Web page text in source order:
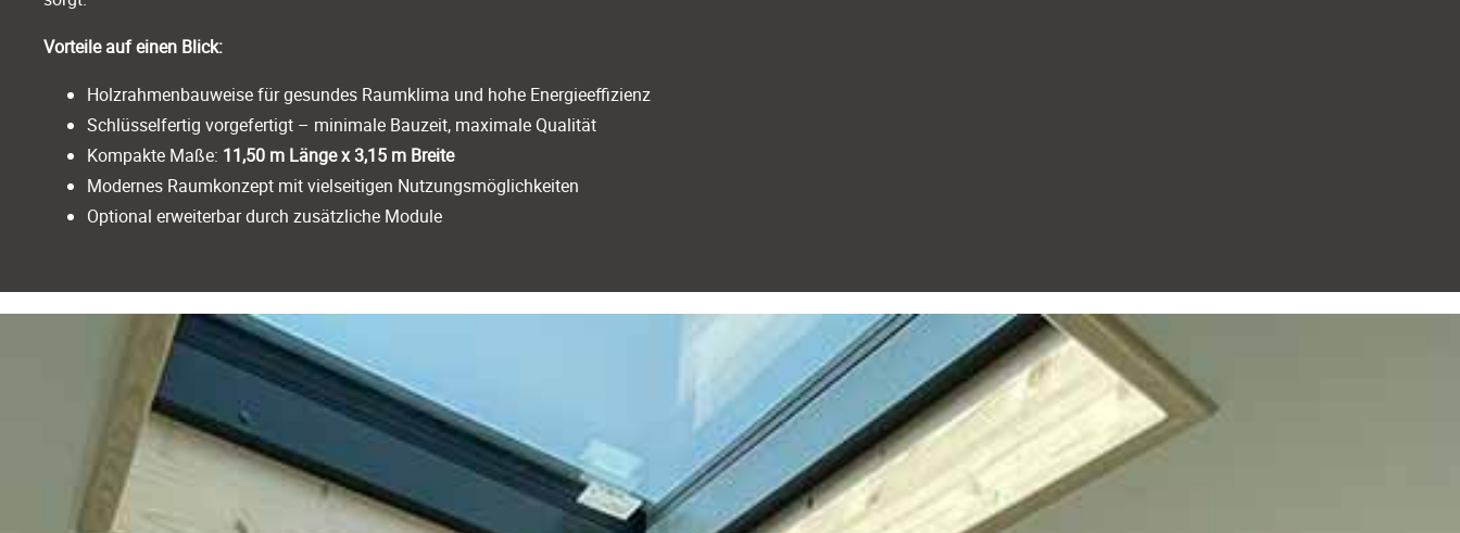
Vorteile auf einen Blick:
Holzrahmenbauweise für gesundes Raumklima und hohe Energieeffizienz
Schlüsselfertig vorgefertigt – minimale Bauzeit, maximale Qualität
Kompakte Maße: 11,50 m Länge x 3,15 m Breite
Modernes Raumkonzept mit vielseitigen Nutzungsmöglichkeiten
Optional erweiterbar durch zusätzliche Module